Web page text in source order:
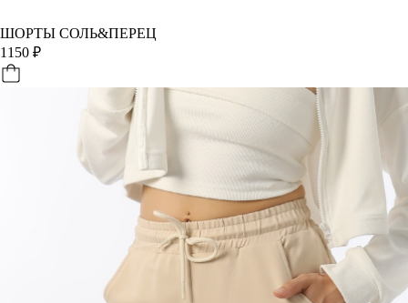
ШОРТЫ СОЛЬ&ПЕРЕЦ
1150 ₽